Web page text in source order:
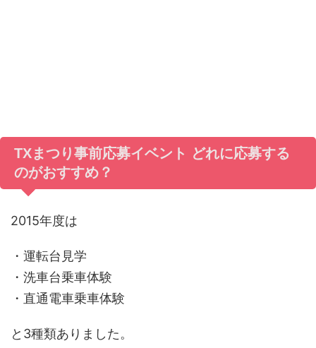
TXまつり事前応募イベント どれに応募する
のがおすすめ？
2015年度は
・運転台見学
・洗車台乗車体験
・直通電車乗車体験
と3種類ありました。